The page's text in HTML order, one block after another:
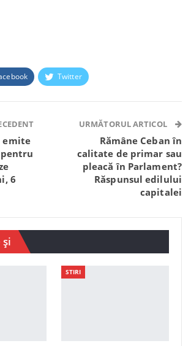
Twitter
WhatsApp Viber
emite
6
URMĂTORUL ARTICOL
Rămâne Ceban în
calitate de primar sau
pleacă în Parlament?
Răspunsul edilului
capitalei
STIRI